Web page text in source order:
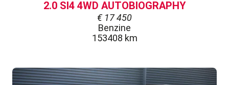
2.0 SI4 4WD AUTOBIOGRAPHY
€ 17 450
Benzine
153408 km